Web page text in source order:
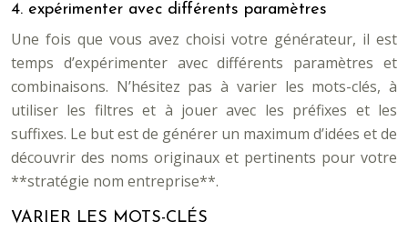
4. expérimenter avec différents paramètres
Une fois que vous avez choisi votre générateur, il est
temps d’expérimenter avec différents paramètres et
combinaisons. N’hésitez pas à varier les mots-clés, à
utiliser les filtres et à jouer avec les préfixes et les
suffixes. Le but est de générer un maximum d’idées et de
découvrir des noms originaux et pertinents pour votre
**stratégie nom entreprise**.
VARIER LES MOTS-CLÉS